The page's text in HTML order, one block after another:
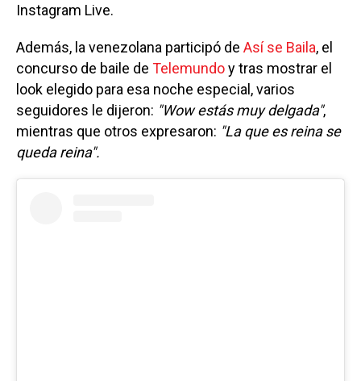
Instagram Live.
Además, la venezolana participó de Así se Baila, el
concurso de baile de Telemundoy tras mostrar el
look elegido para esa noche especial, varios
seguidores le dijeron: "Wow estás muy delgada",
mientras que otros expresaron: "La que es reina se
queda reina".